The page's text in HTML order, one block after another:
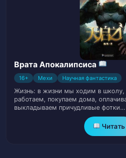
Чжао Вуджи (часть 3)
Глава 18.
Чжао Вуджи (часть 4)
32
Глава 18. Недвижимый
Чжао Вуджи (часть 5)
33
Глава 19. Скрытое
(часть 1)
Глава 19. Скрытое
Врата Апокалипсиса
16+ Мехи Научная фантастика
Жизнь: в жизни мы ходим в школу,
работаем, покупаем дома,
выкладываем причудливые фотки…
Читать